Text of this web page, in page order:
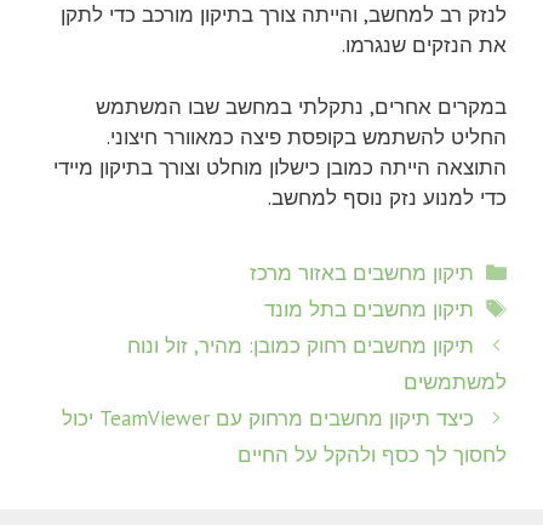
לנזק רב למחשב, והייתה צורך בתיקון מורכב כדי לתקן
את הנזקים שנגרמו.
במקרים אחרים, נתקלתי במחשב שבו המשתמש
החליט להשתמש בקופסת פיצה כמאוורר חיצוני.
התוצאה הייתה כמובן כישלון מוחלט וצורך בתיקון מיידי
כדי למנוע נזק נוסף למחשב.
קטגוריות
תיקון מחשבים באזור מרכז
תגיות
תיקון מחשבים בתל מונד
תיקון מחשבים רחוק כמובן: מהיר, זול ונוח
למשתמשים
כיצד תיקון מחשבים מרחוק עם TeamViewer יכול
לחסוך לך כסף ולהקל על החיים